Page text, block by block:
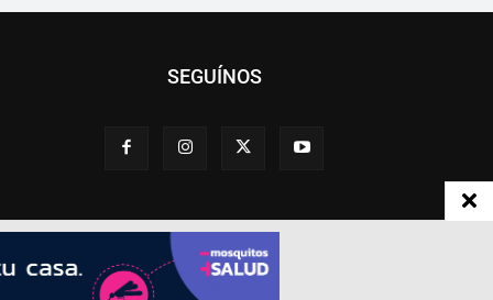
SEGUÍNOS